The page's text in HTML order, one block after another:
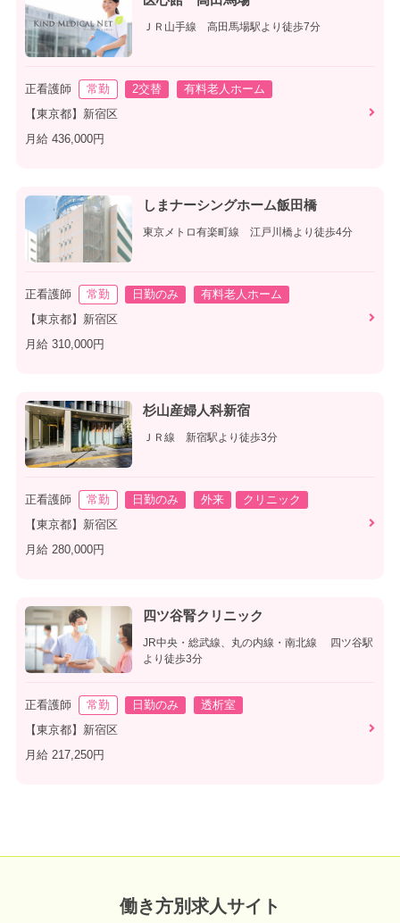
ＪＲ山手線 高田馬場駅より徒歩7分
正看護師 常勤 2交替
有料老人ホーム
【東京都】新宿区
月給 436,000円
しまナーシングホーム飯田橋
東京メトロ有楽町線 江戸川橋より徒歩4分
正看護師 常勤 日勤のみ
有料老人ホーム
【東京都】新宿区
月給 310,000円
杉山産婦人科新宿
ＪＲ線 新宿駅より徒歩3分
正看護師 常勤 日勤のみ 外来
クリニック
【東京都】新宿区
月給 280,000円
四ツ谷腎クリニック
JR中央・総武線、丸の内線・南北線 四ツ谷駅
より徒歩3分
正看護師 常勤 日勤のみ
透析室
【東京都】新宿区
月給 217,250円
働き方別求人サイト